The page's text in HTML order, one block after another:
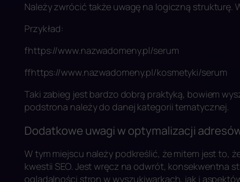
Należy zwrócić także uwagę na logiczną strukturę.
Przykład:
fhttps://www.nazwadomeny.pl/serum
ffhttps://www.nazwadomeny.pl/kosmetyki/serum
Taki zabieg jest bardzo dobrą praktyką, bowiem
podstrona należy do danej kategorii tematycznej.
Dodatkowe uwagi w optymalizacji
W tym miejscu należy podkreślić, że mitem jest to,
kwestii SEO. Jest wręcz na odwrót, konsekwentna
oglądalności stron w wyszukiwarkach, jak i